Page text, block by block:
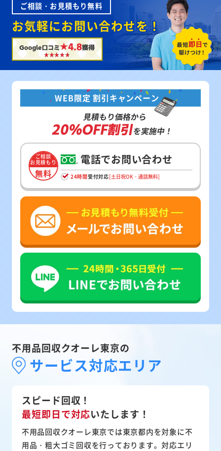
ご相談・お見積もり無料
お気軽にお問い合わせを！
Google口コミ★4.8獲得
WEB限定 割引キャンペーン
見積もり価格から
20%OFF割引を実施中！
ご相談
お見積もり
無料
電話でお問い合わせ
24時間受付対応[土日祝OK・通話無料]
不用品回収クオーレ東京の
サービス対応エリア
スピード回収！
最短即日で対応いたします！
不用品回収クオーレ東京では東京都内を対象に不
用品・粗大ゴミ回収を行っております。対応エリ